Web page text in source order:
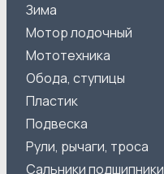
Зима
Мотор лодочный
Мототехника
Обода, ступицы
Пластик
Подвеска
Рули, рычаги, троса
Сальники подшипники